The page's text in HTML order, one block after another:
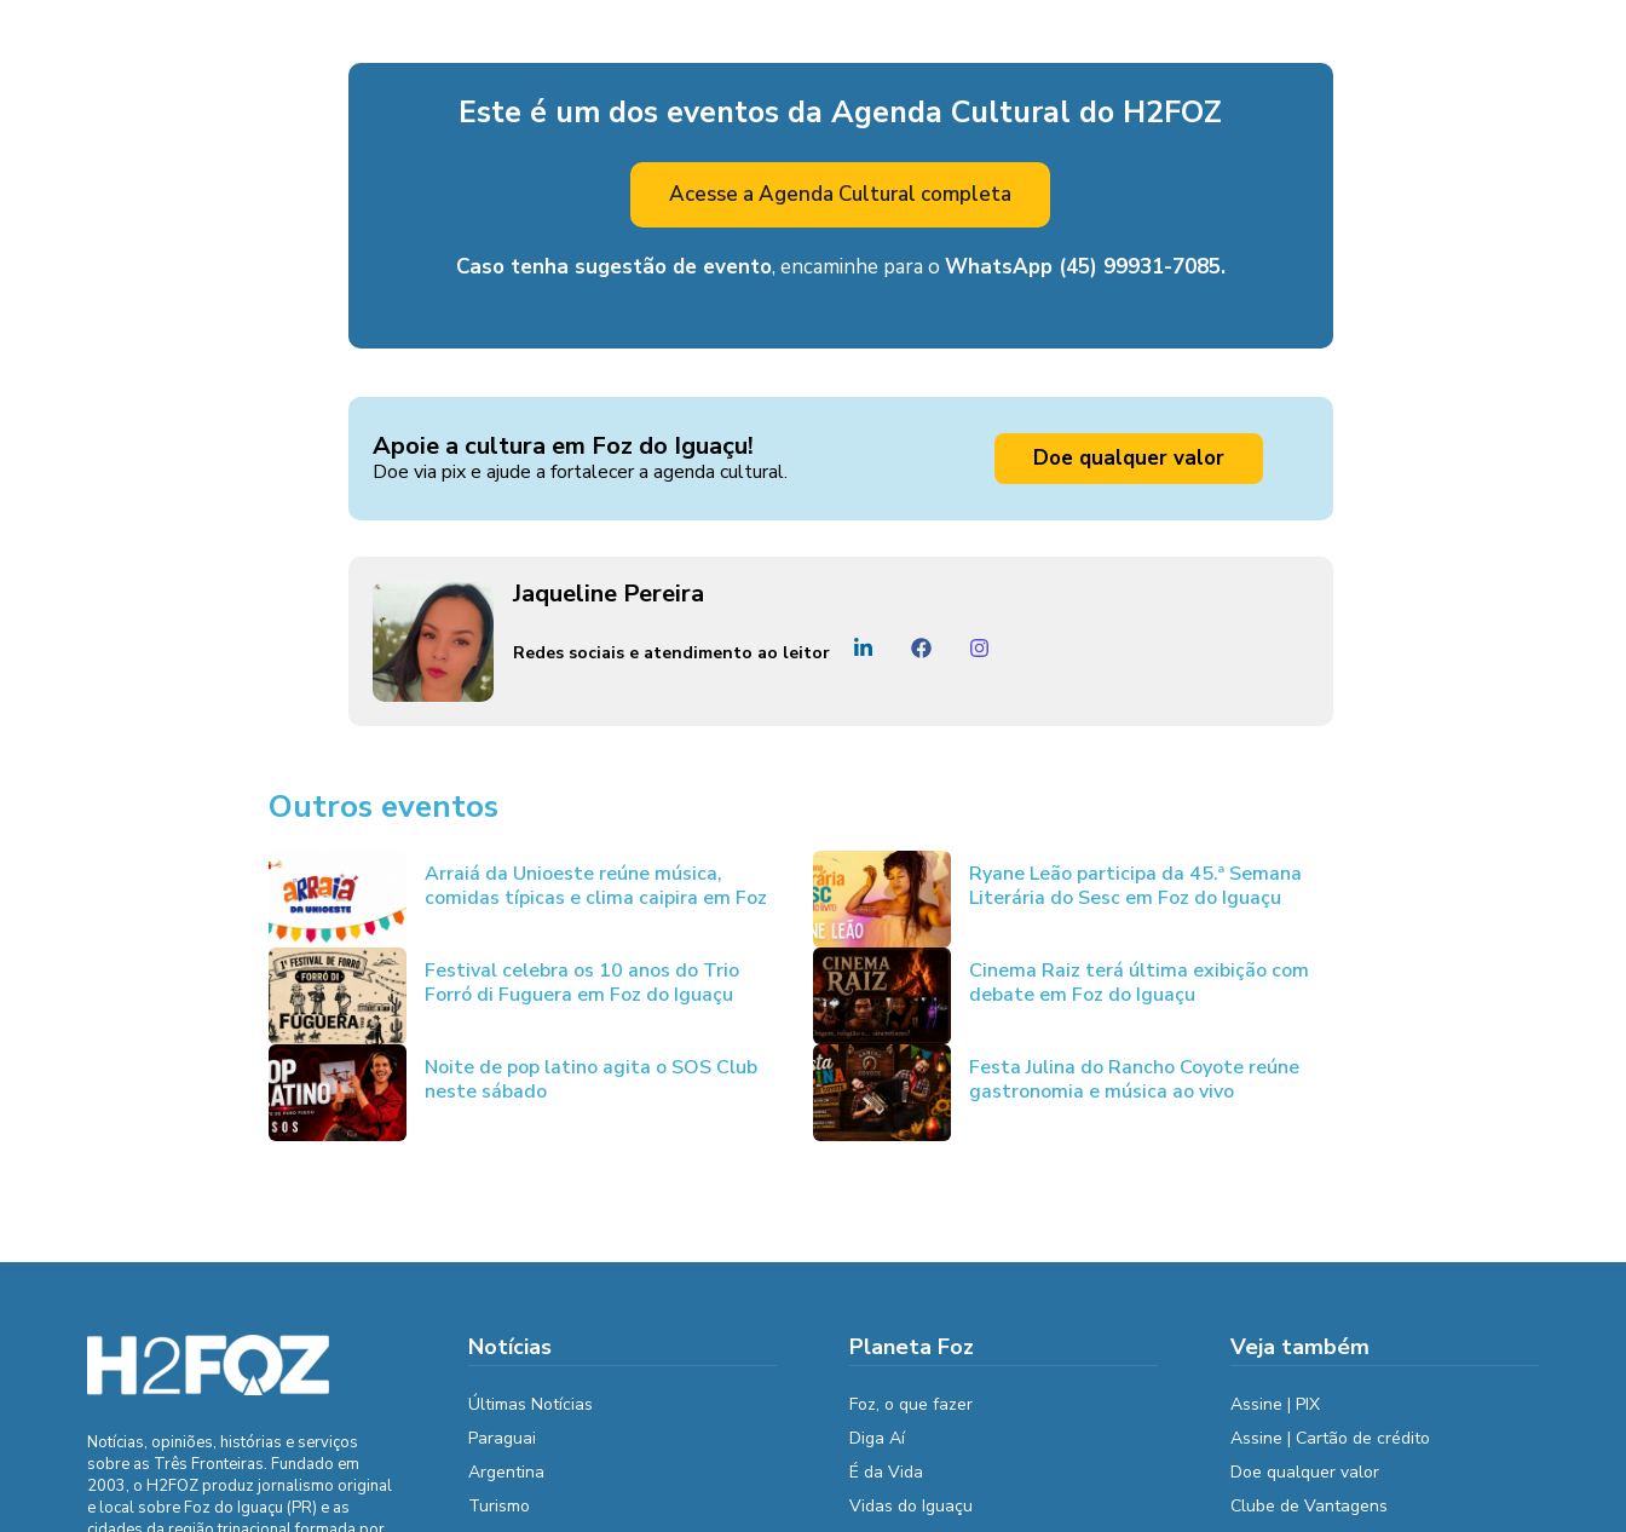
Este é um dos eventos da Agenda Cultural do H2FOZ
Acesse a Agenda Cultural completa
Caso tenha sugestão de evento, encaminhe para o WhatsApp (45) 99931-7085.
Apoie a cultura em Foz do Iguaçu!
Doe via pix e ajude a fortalecer a agenda cultural. Doe qualquer valor
Jaqueline Pereira
Redes sociais e atendimento ao leitor
Outros eventos
Arraiá da Unioeste reúne música,
comidas típicas e clima caipira em Foz
Ryane Leão participa da 45.ª Semana
Literária do Sesc em Foz do Iguaçu
Festival celebra os 10 anos do Trio
Forró di Fuguera em Foz do Iguaçu
Cinema Raiz terá última exibição com
debate em Foz do Iguaçu
Noite de pop latino agita o SOS Club
neste sábado
Festa Julina do Rancho Coyote reúne
gastronomia e música ao vivo
Notícias, opiniões, histórias e serviços
sobre as Três Fronteiras. Fundado em
2003, o H2FOZ produz jornalismo original
e local sobre Foz do Iguaçu (PR) e as
Notícias
Últimas Notícias
Paraguai
Argentina
Turismo
Planeta Foz
Foz, o que fazer
Diga Aí
É da Vida
Vidas do Iguaçu
Veja também
Assine | PIX
Assine | Cartão de crédito
Doe qualquer valor
Clube de Vantagens